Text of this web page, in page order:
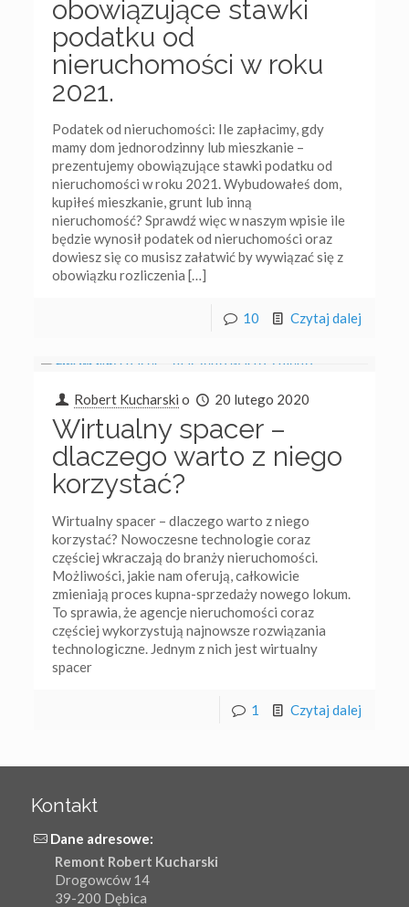
obowiązujące stawki
podatku od
nieruchomości w roku
2021.
Podatek od nieruchomości: Ile zapłacimy, gdy
mamy dom jednorodzinny lub mieszkanie –
prezentujemy obowiązujące stawki podatku od
nieruchomości w roku 2021. Wybudowałeś dom,
kupiłeś mieszkanie, grunt lub inną
nieruchomość? Sprawdź więc w naszym wpisie ile
będzie wynosił podatek od nieruchomości oraz
dowiesz się co musisz załatwić by wywiązać się z
obowiązku rozliczenia […]
10 Czytaj dalej
Robert Kucharski o 20 lutego 2020
Wirtualny spacer –
dlaczego warto z niego
korzystać?
Wirtualny spacer – dlaczego warto z niego
korzystać? Nowoczesne technologie coraz
częściej wkraczają do branży nieruchomości.
Możliwości, jakie nam oferują, całkowicie
zmieniają proces kupna-sprzedaży nowego lokum.
To sprawia, że agencje nieruchomości coraz
częściej wykorzystują najnowsze rozwiązania
technologiczne. Jednym z nich jest wirtualny
spacer
1 Czytaj dalej
Kontakt
Dane adresowe:
Remont Robert Kucharski
Drogowców 14
39-200 Dębica